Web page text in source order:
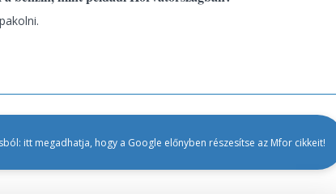
itt megadhatja, hogy a Google előnyben részesítse az Mfor cikkeit!